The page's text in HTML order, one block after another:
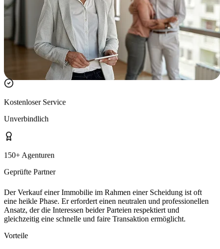
Kostenloser Service
Unverbindlich
150+ Agenturen
Geprüfte Partner
Der Verkauf einer Immobilie im Rahmen einer Scheidung ist oft
eine heikle Phase. Er erfordert einen neutralen und professionellen
Ansatz, der die Interessen beider Parteien respektiert und
gleichzeitig eine schnelle und faire Transaktion ermöglicht.
Vorteile